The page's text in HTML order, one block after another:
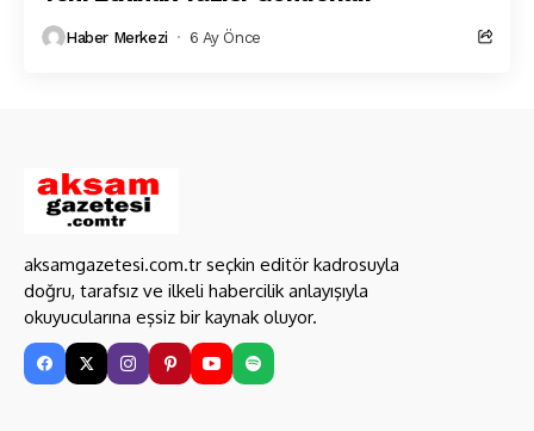
Haber Merkezi 6 Ay Önce
aksamgazetesi.com.tr seçkin editör kadrosuyla
doğru, tarafsız ve ilkeli habercilik anlayışıyla
okuyucularına eşsiz bir kaynak oluyor.